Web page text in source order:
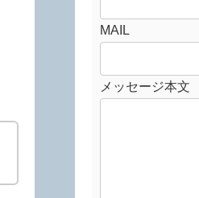
MAIL
メッセージ本文